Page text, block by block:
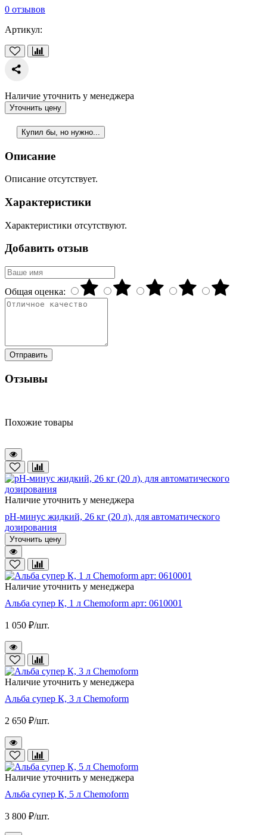
0 отзывов
Артикул:
Наличие уточнить у менеджера
Уточнить цену
Купил бы, но нужно...
Описание
Описание отсутствует.
Характеристики
Характеристики отсутствуют.
Добавить отзыв
Общая оценка:
Отправить
Отзывы
Похожие товары
Наличие уточнить у менеджера
pH-минус жидкий, 26 кг (20 л), для автоматического
дозирования
Уточнить цену
Наличие уточнить у менеджера
Альба супер К, 1 л Chemoform арт: 0610001
1 050 ₽/шт.
Наличие уточнить у менеджера
Альба супер К, 3 л Chemoform
2 650 ₽/шт.
Наличие уточнить у менеджера
Альба супер К, 5 л Chemoform
3 800 ₽/шт.